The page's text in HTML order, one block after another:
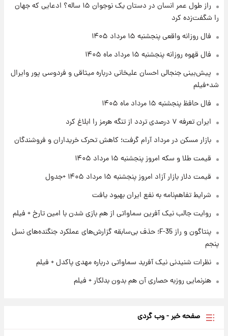
۲۳ ساعت پیش
ارزش سهام عدالت برای امروز چهارشنبه ۱۴ مرداد
۱ روز پیش
نام خودرو، مبلغ پیش پرداخت و زمان تحویل |
سود مشارکت چند درصد است؟
راز طول عمر انسان در دستان یک نوجوان ۱۵ ساله؟ ادعایی که جهان
را شگفت‌زده کرد
فال روزانه واقعی پنجشنبه ۱۵ مرداد ۱۴۰۵
فال قهوه روزانه پنجشنبه ۱۵ مرداد ماه ۱۴۰۵
پیش‌بینی جنجالی احسان علیخانی درباره میثاقی و فردوسی پور وایرال
شد+فیلم
فال حافظ پنجشنبه ۱۵ مرداد ماه ۱۴۰۵
ایران تعرفه ۷ درصدی تردد از تنگه هرمز را ابلاغ کرد
بازار مسکن در مرداد آرام گرفت؛ کاهش تحرک خریداران و فروشندگان
قیمت طلا و سکه امروز پنجشنبه ۱۵ مرداد ۱۴۰۵
قیمت دلار بازار آزاد امروز پنجشنبه ۱۵ مرداد ۱۴۰۵ +جدول
شرایط تفاهم‌نامه به نفع ایران بهبود یافت
روایت جالب نیک آفرین سماواتی از هم بازی شدن با امین تارخ + فیلم
پنتاگون و راز F-35؛ حذف بی‌سابقه گزارش‌های عملکرد جنگنده‌های نسل
پنجم
نظرات شنیدنی نیک آفرید سماواتی درباره مهدی پاکدل + فیلم
هنرنمایی روزبه حصاری آن هم بدون بدلکار + فیلم
صفحه خبر - وب گردی